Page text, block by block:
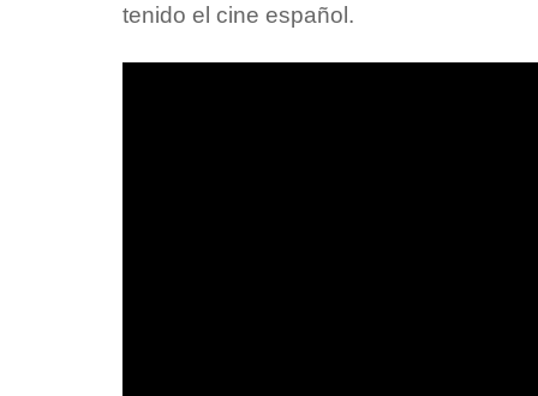
tenido el cine español.